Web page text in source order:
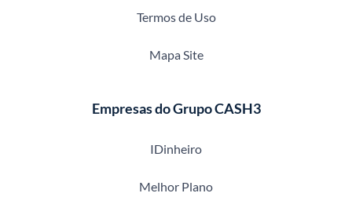
Termos de Uso
Mapa Site
Empresas do Grupo CASH3
IDinheiro
Melhor Plano